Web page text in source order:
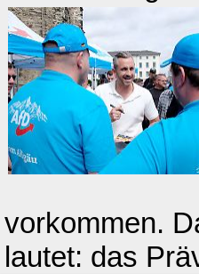
vorkommen.
lautet: das